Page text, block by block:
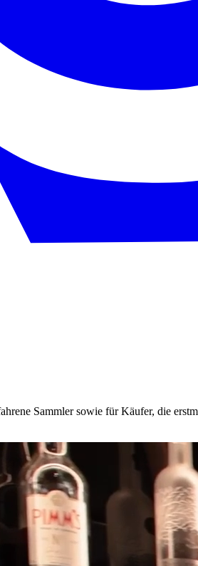
Sammler sowie für Käufer, die